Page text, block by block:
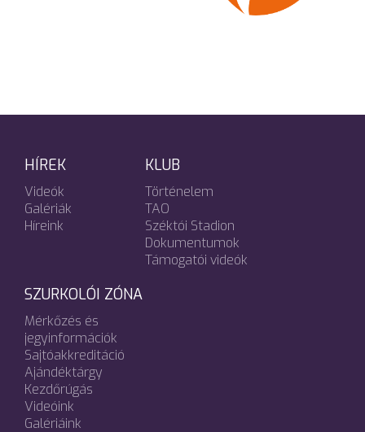
HÍREK
Videók
Galériák
Híreink
KLUB
Történelem
TAO
Széktói Stadion
Dokumentumok
Támogatói videók
SZURKOLÓI ZÓNA
Mérkőzés és
jegyinformációk
Sajtóakkreditáció
Ajándéktárgy
Kezdőrúgás
Videóink
Galériáink